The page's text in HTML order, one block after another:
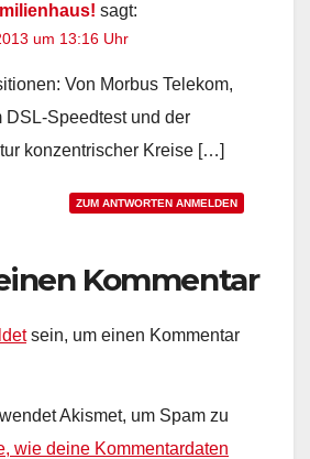
sagt:
um 13:16 Uhr
Von Morbus Telekom,
DSL-Speedtest und der
konzentrischer Kreise […]
ZUM ANTWORTEN ANMELDEN
Kommentar
sein, um einen Kommentar
Akismet, um Spam zu
wie deine Kommentardaten